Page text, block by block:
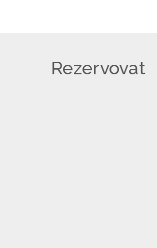
Rezervovat